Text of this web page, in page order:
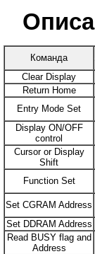
Команда
Clear Display
Return Home
Entry Mode Set
Display ON/OFF
control
Cursor or Display
Shift
Function Set
Set CGRAM Address
Set DDRAM Address
Read BUSY flag and
Address